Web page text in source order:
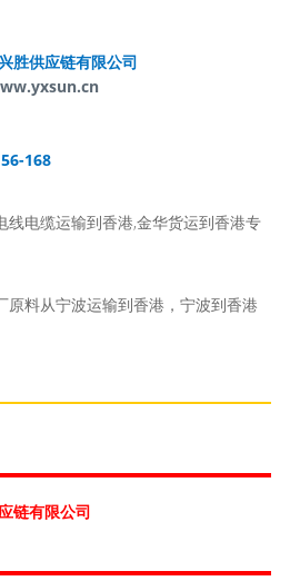
供应链有限公司
168
线电缆运输到香港,金华货运到香港专
原料从宁波运输到香港，宁波到香港
链有限公司